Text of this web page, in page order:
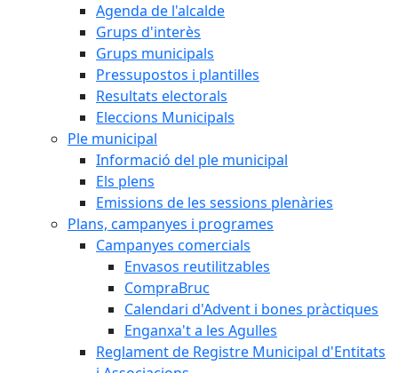
Agenda de l'alcalde
Grups d'interès
Grups municipals
Pressupostos i plantilles
Resultats electorals
Eleccions Municipals
Ple municipal
Informació del ple municipal
Els plens
Emissions de les sessions plenàries
Plans, campanyes i programes
Campanyes comercials
Envasos reutilitzables
CompraBruc
Calendari d'Advent i bones pràctiques
Enganxa't a les Agulles
Reglament de Registre Municipal d'Entitats